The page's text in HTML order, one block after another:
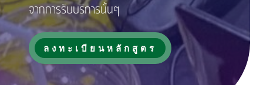
จากการรับบริการนั้นๆ
ลงทะเบียนหลักสูตร